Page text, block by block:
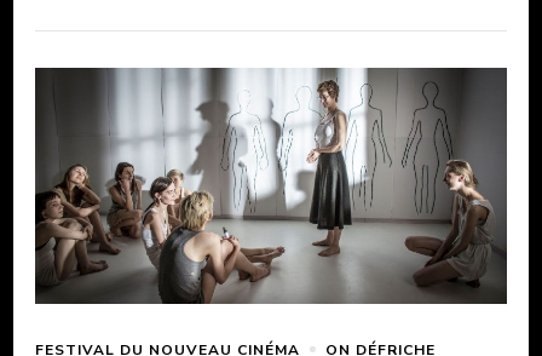
FESTIVAL DU NOUVEAU CINÉMA ON DÉFRICHE